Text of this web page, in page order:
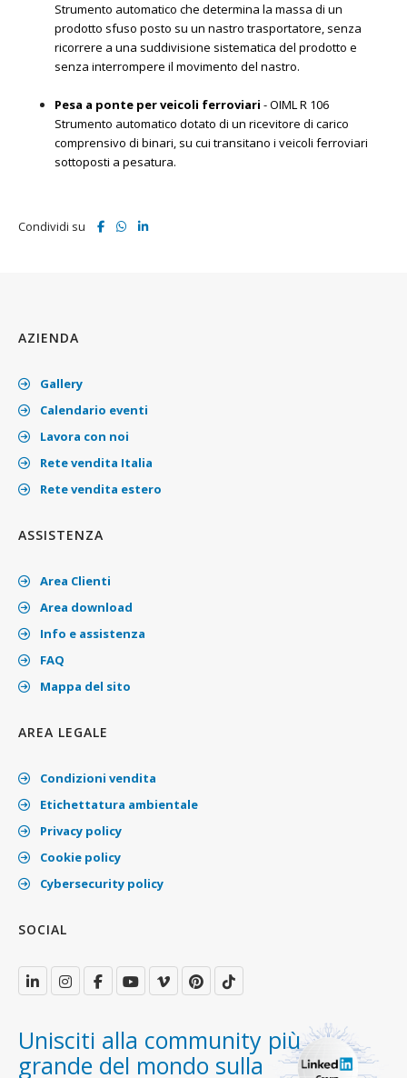
Strumento automatico che determina la massa di un
prodotto sfuso posto su un nastro trasportatore, senza
ricorrere a una suddivisione sistematica del prodotto e
senza interrompere il movimento del nastro.
Pesa a ponte per veicoli ferroviari - OIML R 106
Strumento automatico dotato di un ricevitore di carico
comprensivo di binari, su cui transitano i veicoli ferroviari
sottoposti a pesatura.
Condividi su
AZIENDA
Gallery
Calendario eventi
Lavora con noi
Rete vendita Italia
Rete vendita estero
ASSISTENZA
Area Clienti
Area download
Info e assistenza
FAQ
Mappa del sito
AREA LEGALE
Condizioni vendita
Etichettatura ambientale
Privacy policy
Cookie policy
Cybersecurity policy
SOCIAL
Unisciti alla community più
grande del mondo sulla